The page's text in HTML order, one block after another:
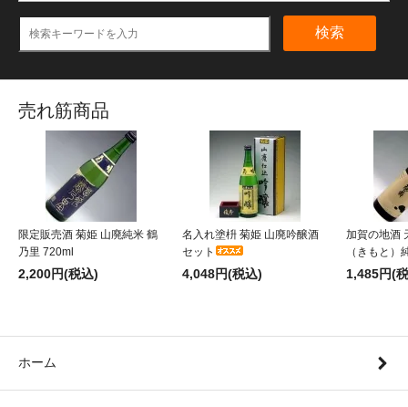
検索
売れ筋商品
限定販売酒 菊姫 山廃純米 鶴
乃里 720ml
2,200円(税込)
名入れ塗枡 菊姫 山廃吟醸酒
セット
4,048円(税込)
加賀の地酒
（きもと）
1,485円(
ホーム